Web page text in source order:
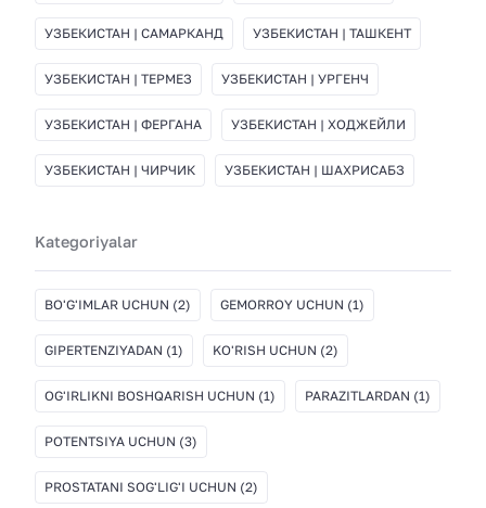
УЗБЕКИСТАН | САМАРКАНД УЗБЕКИСТАН | ТАШКЕНТ
УЗБЕКИСТАН | ТЕРМЕЗ УЗБЕКИСТАН | УРГЕНЧ
УЗБЕКИСТАН | ФЕРГАНА УЗБЕКИСТАН | ХОДЖЕЙЛИ
УЗБЕКИСТАН | ЧИРЧИК УЗБЕКИСТАН | ШАХРИСАБЗ
Kategoriyalar
BO'G'IMLAR UCHUN (2) GEMORROY UCHUN (1)
GIPERTENZIYADAN (1) KO'RISH UCHUN (2)
OG'IRLIKNI BOSHQARISH UCHUN (1) PARAZITLARDAN (1)
POTENTSIYA UCHUN (3)
PROSTATANI SOG'LIG'I UCHUN (2)